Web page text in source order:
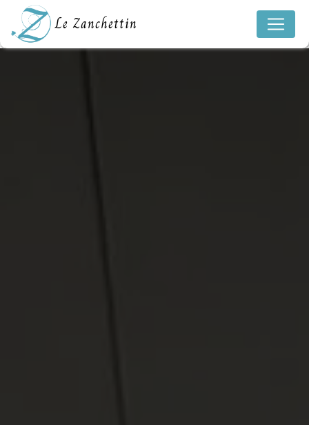
Le Zanchettin
Panneau de gestion des cookies